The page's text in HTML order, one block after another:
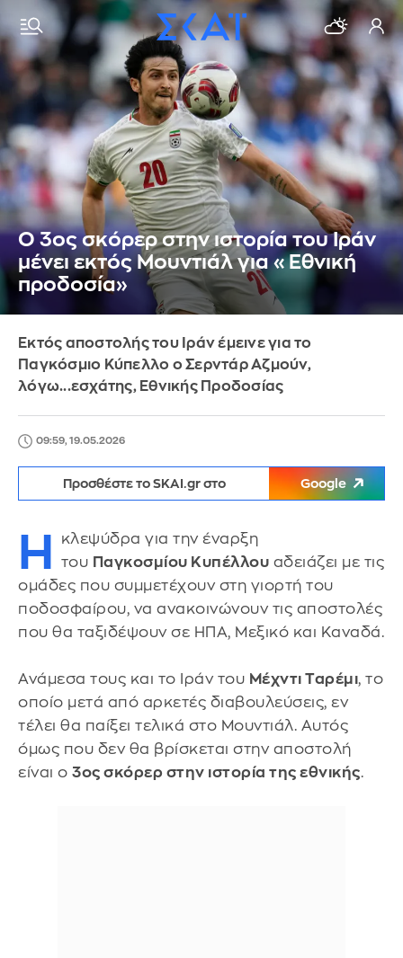
Ο 3ος σκόρερ στην ιστορία του Ιράν
μένει εκτός Μουντιάλ για «Εθνική
προδοσία»
Eκτός αποστολής του Ιράν έμεινε για το
Παγκόσμιο Κύπελλο ο Σερντάρ Αζμούν,
λόγω...εσχάτης, Εθνικής Προδοσίας
09:59, 19.05.2026
Προσθέστε το SKAI.gr στο Google
Η
κλεψύδρα για την έναρξη
του Παγκοσμίου Κυπέλλου αδειάζει με τις
ομάδες που συμμετέχουν στη γιορτή του
ποδοσφαίρου, να ανακοινώνουν τις αποστολές
που θα ταξιδέψουν σε ΗΠΑ, Μεξικό και Καναδά.
Ανάμεσα τους και το Ιράν του Μέχντι Ταρέμι, το
οποίο μετά από αρκετές διαβουλεύσεις, εν
τέλει θα παίξει τελικά στο Μουντιάλ. Αυτός
όμως που δεν θα βρίσκεται στην αποστολή
είναι ο 3ος σκόρερ στην ιστορία της εθνικής.